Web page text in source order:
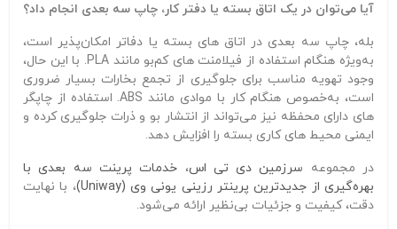
آیا می‌توان در یک اتاق بسته یا دفتر کار، چاپ سه‌ بعدی انجام داد؟
بله، چاپ سه‌ بعدی در اتاق‌ های بسته یا دفاتر امکان‌پذیر است،
به‌ویژه هنگام استفاده از فیلامنت‌ های کم‌بو مانند PLA. با این حال،
وجود تهویه مناسب برای جلوگیری از تجمع بخارات بسیار ضروری
است، به‌خصوص هنگام کار با موادی مانند ABS. استفاده از چاپگر
های دارای محفظه نیز می‌تواند از انتشار بو و ذرات جلوگیری کرده و
ایمنی محیط‌ های کاری بسته را افزایش دهد.
در مجموعه سرزمین دی‌ تی‌ اس، خدمات پرینت سه‌ بعدی با
بهره‌گیری از جدیدترین پرینتر رزینی یونی وی (Uniway)
، با نهایت
دقت، کیفیت و جزئیات بی‌نظیر ارائه می‌شود.